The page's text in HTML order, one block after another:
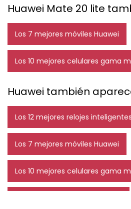
Huawei Mate 20 lite
Los 7 mejores móviles Huawei
Los 10 mejores celulares gama
Huawei también
Los 12 mejores relojes inteligentes
Los 7 mejores móviles Huawei
Los 10 mejores celulares gama